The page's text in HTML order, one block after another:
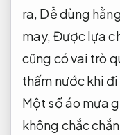
ra, Dễ dùng
may, Được lựa
cũng có vai trò
thấm nước khi
Một số áo mưa
không chắc